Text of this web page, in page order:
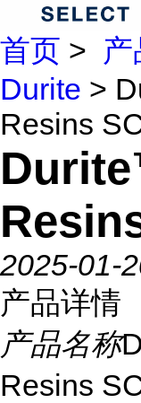
首页 >
Durite >
Resins
2025-01-
产品详情
产品名称
Resins